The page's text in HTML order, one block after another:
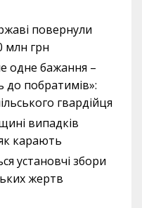
повернули
млн грн
одне бажання –
до побратимів»:
гвардійця
випадків
карають
установчі збори
жертв